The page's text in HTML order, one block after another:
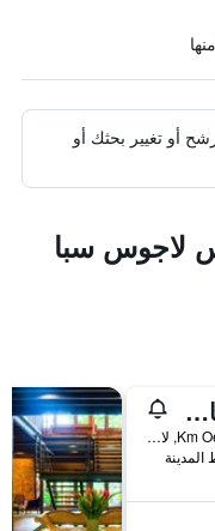
أو تغيير بحثك أو
لاجوس سبا
تاباكون ثيرمال ريزورت آند سبا
13 Km Oeste Del Centro, لا فورتونا, كوستاريكا